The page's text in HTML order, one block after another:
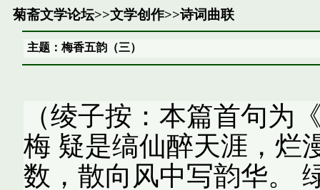
菊斋文学论坛>>文学创作>>诗词曲联
主题：梅香五韵（三）
（绫子按：本篇首句为
梅 疑是缟仙醉天涯，烂
数，散向风中写韵华。